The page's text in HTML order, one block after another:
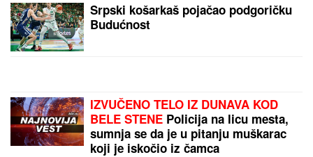
Srpski košarkaš pojačao podgoričku
Budućnost
IZVUČENO TELO IZ DUNAVA KOD
BELE STENE Policija na licu mesta,
sumnja se da je u pitanju muškarac
koji je iskočio iz čamca